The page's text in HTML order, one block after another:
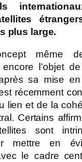
plus large.
même
l’objet
sa mise
récemment
lien et de la
Certains
sont
mettre en
le cadre